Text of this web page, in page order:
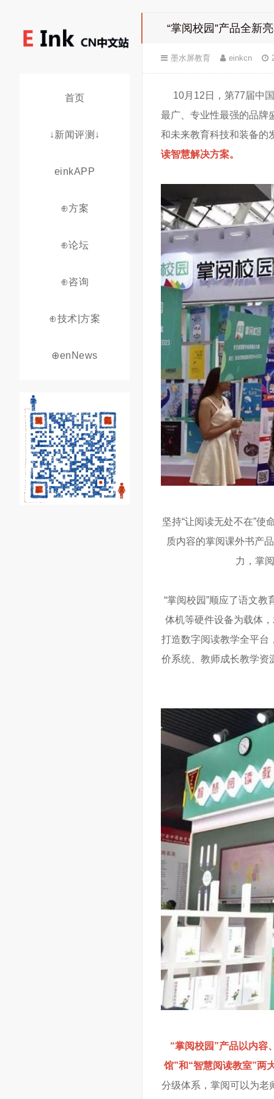
首页
↓新闻评测↓
einkAPP
⊕方案
⊕论坛
⊕咨询
⊕技术|方案
⊕enNews
“掌阅校园”产品全新
墨水屏教育 einkcn
10月12日，第77届中国
最广、专业性最强的品牌
和未来教育科技和装备的
读智慧解决方案。
坚持“让阅读无处不在”
质内容的掌阅课外书产
力，掌
“掌阅校园”顺应了语文
体机等硬件设备为载体
打造数字阅读教学全平台
价系统、教师成长教学资
“掌阅校园”产品以内容
馆”和“智慧阅读教室”两
分级体系，掌阅可以为老